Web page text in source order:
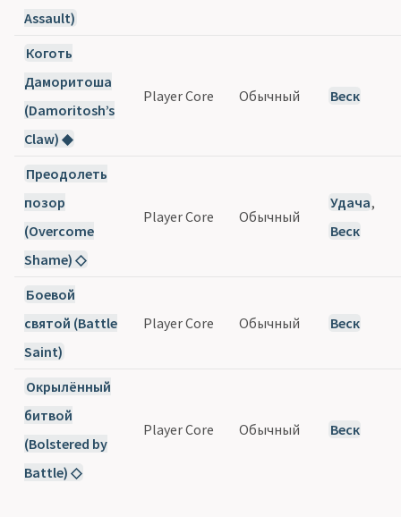
Assault)
Коготь
Даморитоша
(Damoritosh’s
Claw) ◆
Player Core Обычный Веск
Преодолеть
позор
(Overcome
Shame) ◇
Player Core Обычный
Удача,
Веск
Боевой
святой (Battle
Saint)
Player Core Обычный Веск
Окрылённый
битвой
(Bolstered by
Battle) ◇
Player Core Обычный Веск